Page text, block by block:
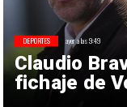
Claudio
fichaje de
DEPORTES ayer a las 9:49